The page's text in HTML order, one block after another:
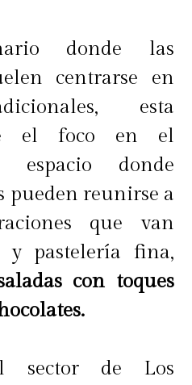
donde las
centrarse en
esta
el foco en el
espacio donde
pueden reunirse a
que van
y pastelería fina,
con toques
sector de Los